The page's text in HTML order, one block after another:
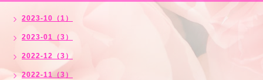
2023-10（1）
2023-01（3）
2022-12（3）
2022-11（3）